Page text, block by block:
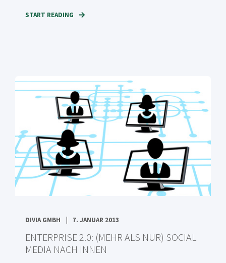
START READING
DIVIA GMBH 7. JANUAR 2013
ENTERPRISE 2.0: (MEHR ALS NUR) SOCIAL
MEDIA NACH INNEN